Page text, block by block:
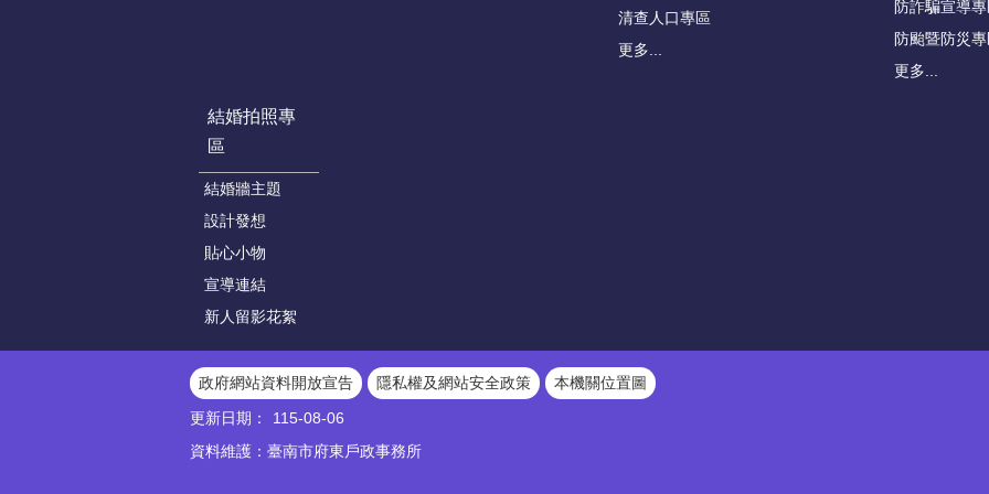
清查人口專區
更多...
防詐騙宣導
防颱暨防災
更多...
結婚拍照專
區
結婚牆主題
設計發想
貼心小物
宣導連結
新人留影花絮
政府網站資料開放宣告 隱私權及網站安全政策
本機關位置圖
更新日期：
115-08-06
資料維護：臺南市府東戶政事務所